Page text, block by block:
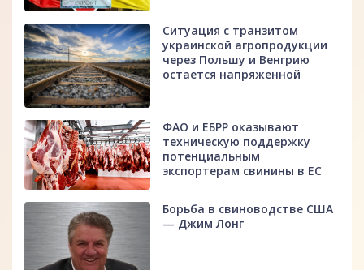
Ситуация с транзитом
украинской агропродукции
через Польшу и Венгрию
остается напряженной
ФАО и ЕБРР оказывают
техническую поддержку
потенциальным
экспортерам свинины в ЕС
Борьба в свиноводстве США
— Джим Лонг